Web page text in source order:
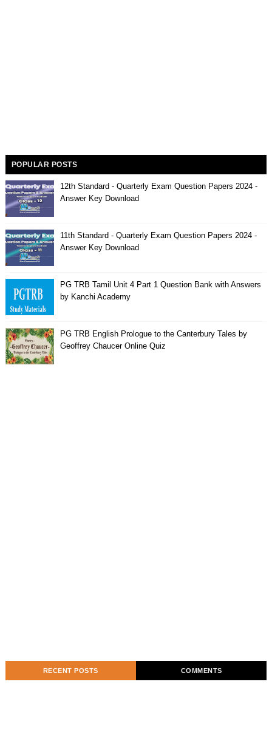
POPULAR POSTS
12th Standard - Quarterly Exam Question Papers 2024 -
Answer Key Download
11th Standard - Quarterly Exam Question Papers 2024 -
Answer Key Download
PG TRB Tamil Unit 4 Part 1 Question Bank with Answers
by Kanchi Academy
PG TRB English Prologue to the Canterbury Tales by
Geoffrey Chaucer Online Quiz
RECENT POSTS COMMENTS